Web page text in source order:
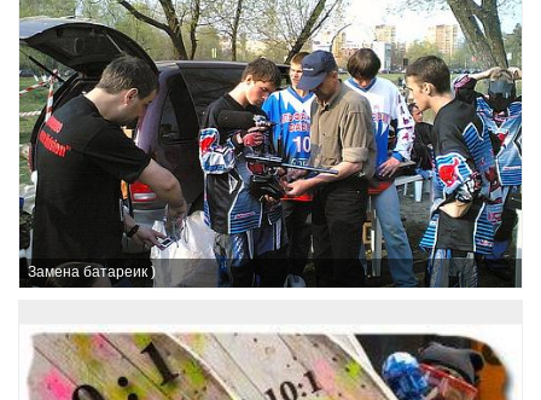
Замена батареик )